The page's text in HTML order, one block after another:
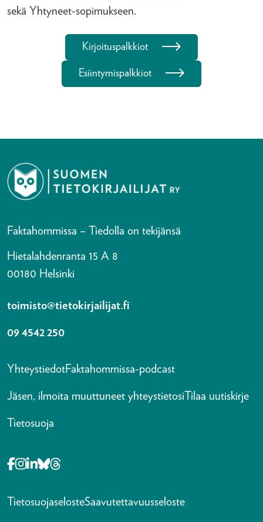
sekä Yhtyneet-sopimukseen.
Kirjoituspalkkiot
Esiintymispalkkiot
Faktahommissa – Tiedolla on tekijänsä
Hietalahdenranta 15 A 8
00180 Helsinki
toimisto@tietokirjailijat.fi
09 4542 250
YhteystiedotFaktahommissa-podcast
Jäsen, ilmoita muuttuneet yhteystietosi Tilaa uutiskirje
Tietosuoja
Opens in a new tab Facebook-f
Opens in a new tab Instagram
Opens in a new tab Linkedin-in
Opens in a new tab Bluesky
TietosuojaselosteSaavutettavuusseloste